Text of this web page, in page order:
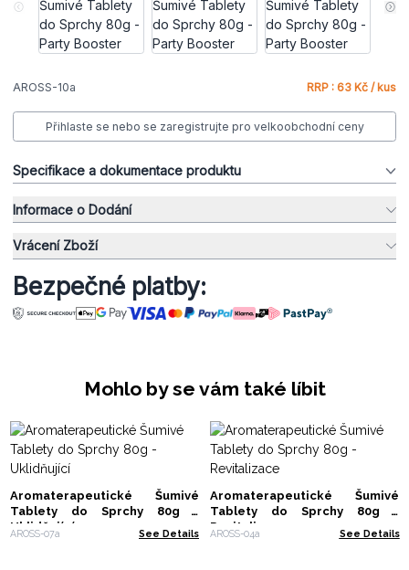
AROSS-10a RRP : 63 Kč / kus
Přihlaste se nebo se zaregistrujte pro velkoobchodní ceny
Specifikace a dokumentace produktu
Informace o Dodání
Vrácení Zboží
Bezpečné platby:
Mohlo by se vám také líbit
Aromaterapeutické Šumivé
Tablety do Sprchy 80g -
Uklidňující
AROSS-07a See Details
Aromaterapeutické Šumivé
Tablety do Sprchy 80g -
Revitalizace
AROSS-04a See Details